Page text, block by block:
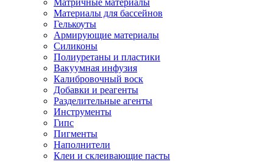
Матричные материалы
Материалы для бассейнов
Гелькоуты
Армирующие материалы
Силиконы
Полиуретаны и пластики
Вакуумная инфузия
Калибровочный воск
Добавки и реагенты
Разделительные агенты
Инструменты
Гипс
Пигменты
Наполнители
Клеи и склеивающие пасты